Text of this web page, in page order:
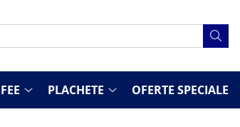
PLACHETE OFERTE SPECIALE